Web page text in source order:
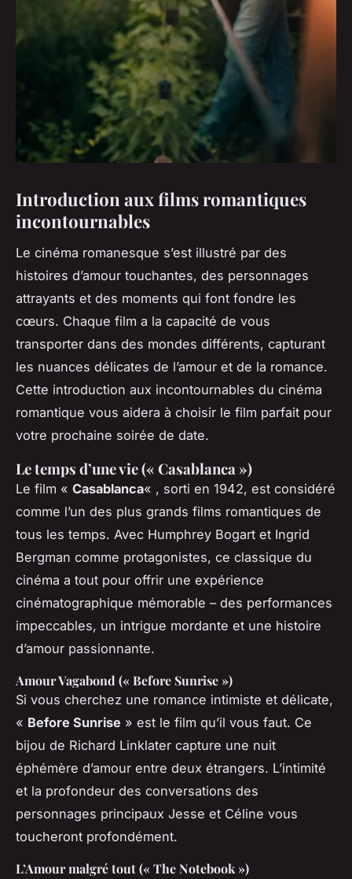
Introduction aux films romantiques
incontournables
Le cinéma romanesque s’est illustré par des
histoires d’amour touchantes, des personnages
attrayants et des moments qui font fondre les
cœurs. Chaque film a la capacité de vous
transporter dans des mondes différents, capturant
les nuances délicates de l’amour et de la romance.
Cette introduction aux incontournables du cinéma
romantique vous aidera à choisir le film parfait pour
votre prochaine soirée de date.
Le temps d’une vie (« Casablanca »)
Le film « Casablanca« , sorti en 1942, est considéré
comme l’un des plus grands films romantiques de
tous les temps. Avec Humphrey Bogart et Ingrid
Bergman comme protagonistes, ce classique du
cinéma a tout pour offrir une expérience
cinématographique mémorable – des performances
impeccables, un intrigue mordante et une histoire
d’amour passionnante.
Amour Vagabond (« Before Sunrise »)
Si vous cherchez une romance intimiste et délicate,
« Before Sunrise » est le film qu’il vous faut. Ce
bijou de Richard Linklater capture une nuit
éphémère d’amour entre deux étrangers. L’intimité
et la profondeur des conversations des
personnages principaux Jesse et Céline vous
toucheront profondément.
L’Amour malgré tout (« The Notebook »)